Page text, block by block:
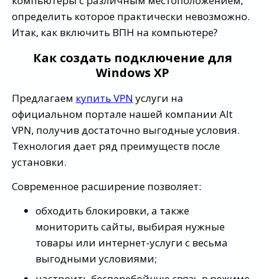
определить которое практически невозможно.
Итак, как включить ВПН на компьютере?
Как создать подключение для
Windows ХР
Предлагаем купить VPN услуги на
официальном портале нашей компании Alt
VPN, получив достаточно выгодные условия.
Технология дает ряд преимуществ после
установки.
Современное расширение позволяет:
обходить блокировки, а также
мониторить сайты, выбирая нужные
товары или интернет-услуги с весьма
выгодными условиями;